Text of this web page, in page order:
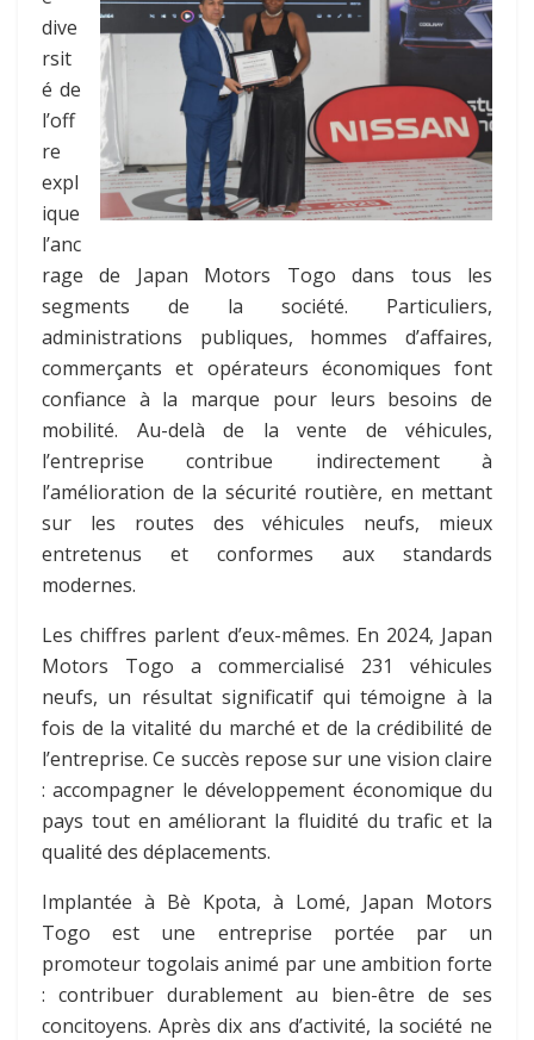
dive
rsit
é de
l’off
re
expl
ique
l’anc
rage de Japan Motors Togo dans tous les
segments de la société. Particuliers,
administrations publiques, hommes d’affaires,
commerçants et opérateurs économiques font
confiance à la marque pour leurs besoins de
mobilité. Au-delà de la vente de véhicules,
l’entreprise contribue indirectement à
l’amélioration de la sécurité routière, en mettant
sur les routes des véhicules neufs, mieux
entretenus et conformes aux standards
modernes.
Les chiffres parlent d’eux-mêmes. En 2024, Japan
Motors Togo a commercialisé 231 véhicules
neufs, un résultat significatif qui témoigne à la
fois de la vitalité du marché et de la crédibilité de
l’entreprise. Ce succès repose sur une vision claire
: accompagner le développement économique du
pays tout en améliorant la fluidité du trafic et la
qualité des déplacements.
Implantée à Bè Kpota, à Lomé, Japan Motors
Togo est une entreprise portée par un
promoteur togolais animé par une ambition forte
: contribuer durablement au bien-être de ses
concitoyens. Après dix ans d’activité, la société ne